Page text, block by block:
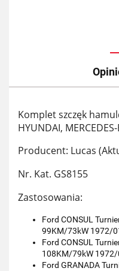
Komplet szczęk
HYUNDAI,
Producent: Lucas
Nr. Kat. GS8155
Zastosowania:
Ford CONSUL
99KM/73kW 1972/
Ford CONSUL
108KM/79kW
Ford GRANADA